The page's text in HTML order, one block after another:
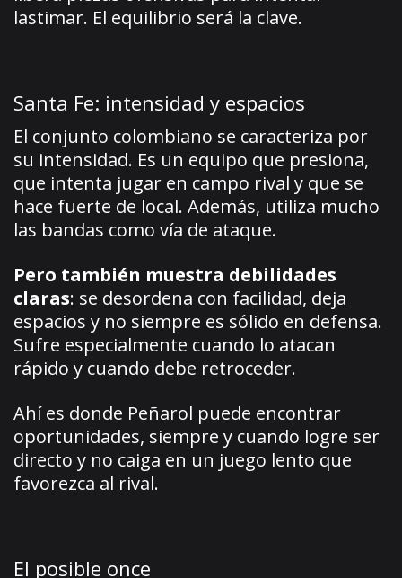
lastimar. El equilibrio será la clave.
Santa Fe: intensidad y espacios
El conjunto colombiano se caracteriza por
su intensidad. Es un equipo que presiona,
que intenta jugar en campo rival y que se
hace fuerte de local. Además, utiliza mucho
las bandas como vía de ataque.
Pero también muestra debilidades
claras: se desordena con facilidad, deja
espacios y no siempre es sólido en defensa.
Sufre especialmente cuando lo atacan
rápido y cuando debe retroceder.
Ahí es donde Peñarol puede encontrar
oportunidades, siempre y cuando logre ser
directo y no caiga en un juego lento que
favorezca al rival.
El posible once